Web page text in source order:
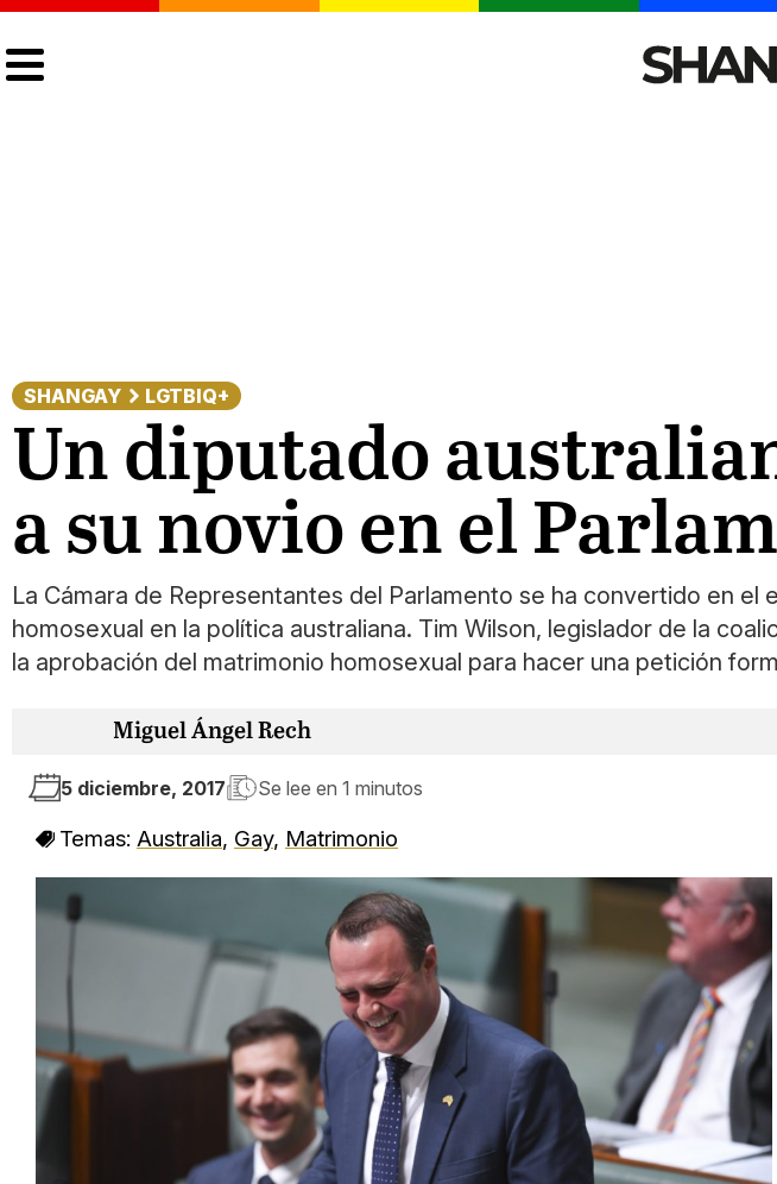
SHANGAY LGTBIQ+
Un diputado
a su novio en el
La Cámara de Representantes del Parlamento se ha convertido en
homosexual en la política australiana. Tim Wilson, legislador de la
la aprobación del matrimonio homosexual para hacer una petición
Miguel Ángel Rech
5 diciembre, 2017 Se lee en 1 minutos
Temas: Australia, Gay, Matrimonio